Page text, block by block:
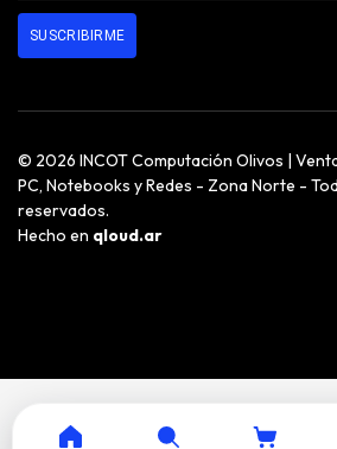
© 2026 INCOT Computación Olivos |
PC, Notebooks y Redes - Zona Norte -
reservados.
Hecho en qloud.ar